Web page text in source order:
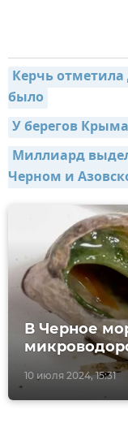
Керчь
было
У берегов
Миллиард
Черном и
10 июля 2024, 15:31
В Черное